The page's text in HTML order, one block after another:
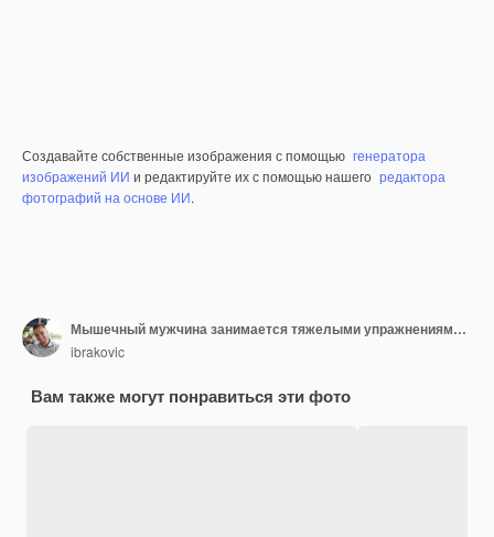
Создавайте собственные изображения с помощью генератора
изображений ИИ и редактируйте их с помощью нашего редактора
фотографий на основе ИИ.
Мышечный мужчина занимается тяжелыми упражнениями для спины
ibrakovic
Вам также могут понравиться эти фото